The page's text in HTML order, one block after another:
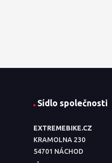
Sídlo společnosti
EXTREMEBIKE.CZ
KRAMOLNA 230
54701 NÁCHOD